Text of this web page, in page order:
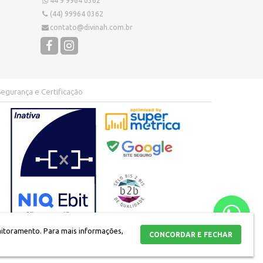
Para mais informações,
CONCORDAR E FECHAR
(44) 99964 0362
contato@divinah.com.br
e Certificação